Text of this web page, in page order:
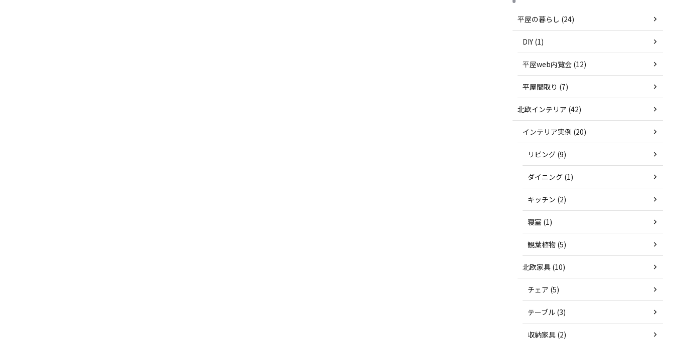
平屋の暮らし (24)
DIY (1)
平屋web内覧会 (12)
平屋間取り (7)
北欧インテリア (42)
インテリア実例 (20)
リビング (9)
ダイニング (1)
キッチン (2)
寝室 (1)
観葉植物 (5)
北欧家具 (10)
チェア (5)
テーブル (3)
収納家具 (2)